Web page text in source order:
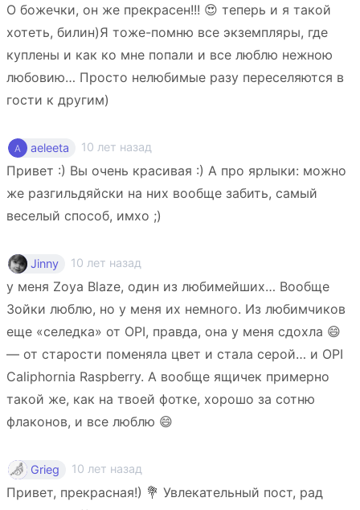
О божечки, он же прекрасен!!! 😍 теперь и я такой
хотеть, билин)Я тоже-помню все экземпляры, где
куплены и как ко мне попали и все люблю нежною
любовию… Просто нелюбимые разу переселяются в
гости к другим)
aeleeta 10 лет назад
Привет :) Вы очень красивая :) А про ярлыки: можно
же разгильдяйски на них вообще забить, самый
веселый способ, имхо ;)
Jinny 10 лет назад
у меня Zoya Blaze, один из любимейших… Вообще
Зойки люблю, но у меня их немного. Из любимчиков
еще «селедка» от OPI, правда, она у меня сдохла 😄
— от старости поменяла цвет и стала серой… и OPI
Caliphornia Raspberry. А вообще ящичек примерно
такой же, как на твоей фотке, хорошо за сотню
флаконов, и все люблю 😄
Grieg 10 лет назад
Привет, прекрасная!) 💐 Увлекательный пост, рад